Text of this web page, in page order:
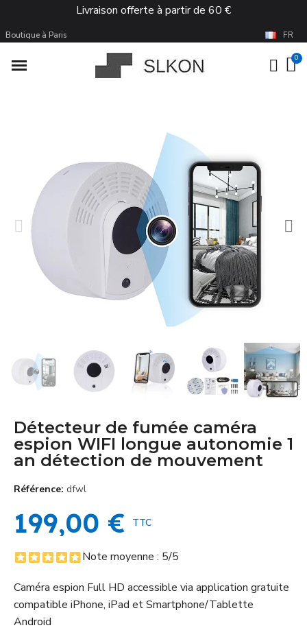
Livraison offerte à partir de 60 €
Boutique à Paris FR
Détecteur de fumée caméra
espion WIFI longue autonomie 1
an détection de mouvement
Référence dfwl
199,00 € TTC
Note moyenne : 5/5
Caméra espion Full HD accessible via application gratuite
compatible iPhone, iPad et Smartphone/Tablette
Android